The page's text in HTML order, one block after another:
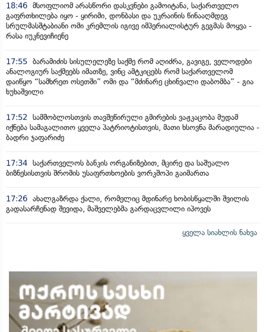
18:46 მსოფლიომ არასწორი დასკვნები გამოიტანა, საქართველო
გაფრთხილება იყო - ყირიმი, დონბასი და უკრაინის წინააღმდეგ
სრულმასშტაბიანი ომი კრემლის იგივე იმპერიალისტურ გეგმას მოყვა -
რასა იუკნევიჩიენე
17:55 ბარამიძის სისულელეზე საქმე რომ აღიძრა, გავიგე, ველოდები
ანალოგიურ საქმეებს იმათზე, ვინც ამტკიცებს რომ საქართველომ
დაიწყო “სამხრეთ ოსეთში” ომი და “მძინარე ცხინვალი დაბომბა” - გია
ხუხაშვილი
17:52
სამშობლოსთვის თავშეწირული გმირების ვაჟკაცობა მუდამ
იქნება სამაგალითო ყველა პატრიოტისთვის, მათი ხსოვნა მარადიულია -
ბადრი ჯაფარიძე
17:34 საქართველოს ბანკის ორგანიზებით, მცირე და საშუალო
ბიზნესისთვის შრომის უსაფრთხოების ვორკშოპი გაიმართა
17:26 ახალგაზრდა ქალი, რომელიც მდინარე ხობისწყალში შვილის
გადასარჩენად შევიდა, მაშველებმა გარდაცვლილი იპოვეს
ყველა სიახლის ნახვა